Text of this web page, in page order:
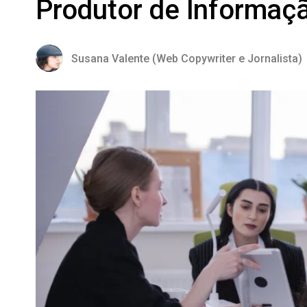
Produtor de
Susana Valente (Web Copywriter e Jornalista)